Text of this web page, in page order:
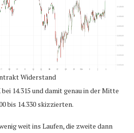
Widerstand
14.315 und damit genau in der Mitte
bis 14.330 skizzierten.
weit ins Laufen, die zweite dann